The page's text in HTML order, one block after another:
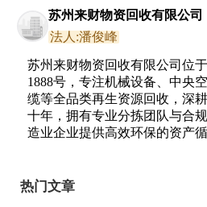
苏州来财物资回收有限公司
法人:潘俊峰
苏州来财物资回收有限公司位
1888号，专注机械设备、中央
缆等全品类再生资源回收，深
十年，拥有专业分拣团队与合
造业企业提供高效环保的资产循
热门文章